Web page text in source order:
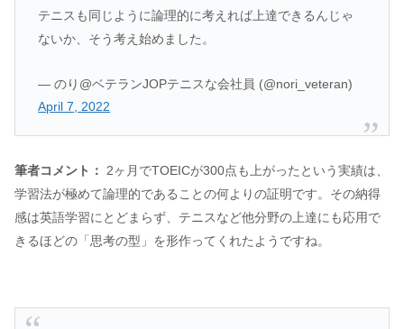
テニスも同じように論理的に考えれば上達できるんじゃ
ないか、そう考え始めました。
— のり@ベテランJOPテニスな会社員 (@nori_veteran)
April 7, 2022
筆者コメント： 2ヶ月でTOEICが300点も上がったという実績は、
学習法が極めて論理的であることの何よりの証明です。その納得
感は英語学習にとどまらず、テニスなど他分野の上達にも応用で
きるほどの「思考の型」を形作ってくれたようですね。